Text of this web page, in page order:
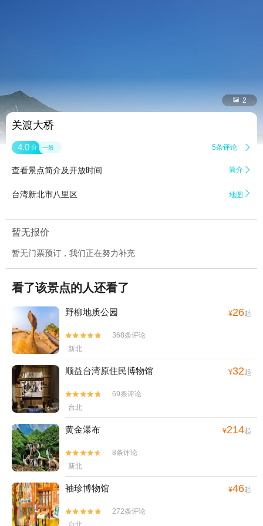
 2
关渡大桥
4.0 分 一般 5条评论 
查看景点简介及开放时间 简介 
台湾新北市八里区 地图 
暂无报价
暂无门票预订，我们正在努力补充
看了该景点的人还看了
野柳地质公园 ¥26起


368条评论
新北
顺益台湾原住民博物馆 ¥32起


69条评论
台北
黄金瀑布 ¥214起


8条评论
新北
袖珍博物馆 ¥46起


272条评论